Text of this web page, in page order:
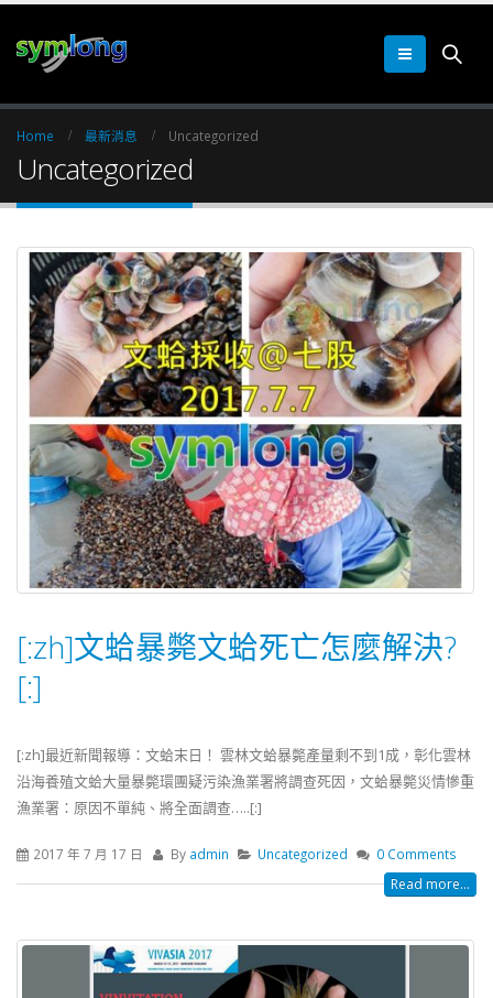
Home 最新消息 Uncategorized
Uncategorized
[:zh]文蛤暴斃文蛤死亡怎麼解決?
[:]
[:zh]最近新聞報導：文蛤末日！ 雲林文蛤暴斃產量剩不到1成，彰化雲林
沿海養殖文蛤大量暴斃環團疑污染漁業署將調查死因，文蛤暴斃災情慘重
漁業署：原因不單純、將全面調查…..[:]
2017 年 7 月 17 日 By admin Uncategorized 0 Comments
Read more...
經濟日報：文蛤暴斃防災
情 水質益菌數是重點
2018 年 6 月 22 日
2018，賀你狠發~
2017 年 12 月 31 日
解決文蛤空飄，1天見效！
2017 年 9 月 13 日
文蛤2周長大1公分
2017 年 9 月 11 日
萬能硝化活菌線上
(2017/9/1-10/31)
2017 年 8 月 29 日
文蛤暴斃文蛤死亡
決?